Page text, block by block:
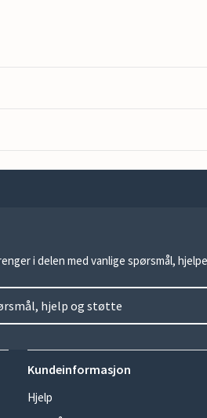
i delen med vanlige spørsmål,
hjelp og støtte
Kundeinformasjon
Hjelp